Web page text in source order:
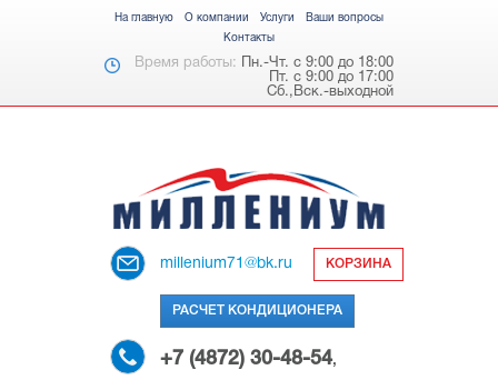
На главную О компании Услуги
Ваши вопросы
Контакты
Время работы: Пн.-Чт. с 9:00 до 18:00
Пт. с 9:00 до 17:00
Сб.,Вск.-выходной
millenium71@bk.ru КОРЗИНА
РАСЧЕТ КОНДИЦИОНЕРА
+7 (4872) 30-48-54,